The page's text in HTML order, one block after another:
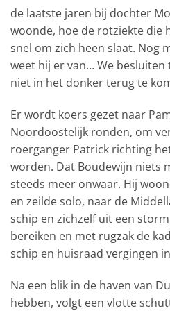
de laatste jaren bij dochter
woonde, hoe de rotziekte die
snel om zich heen slaat. Nog
weet hij er van… We
niet in het donker terug te
Er wordt koers gezet naar
Noordoostelijk ronden, om
roerganger Patrick richting
worden. Dat Boudewijn niets
steeds meer onwaar. Hij
en zeilde solo, naar de
schip en zichzelf uit een
bereiken en met rugzak de
schip en huisraad vergingen
Na een blik in de haven van
hebben, volgt een vlotte